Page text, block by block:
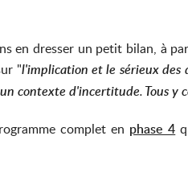
en dresser un petit bilan, à
"l'implication et le sérieux des
contexte d'incertitude. Tous y
complet en phase 4